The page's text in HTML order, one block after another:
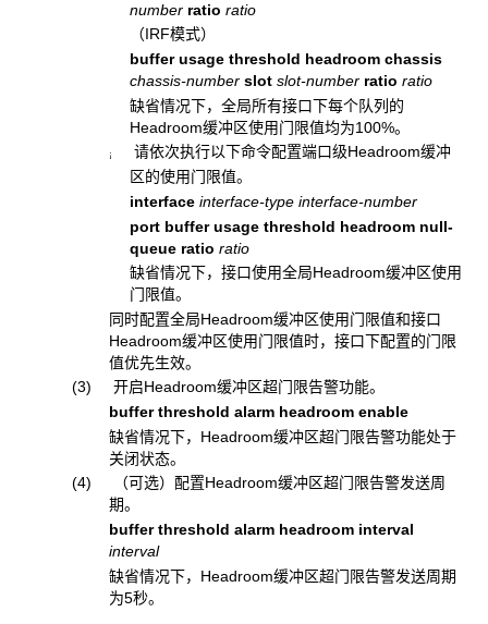
numberratio ratio
（IRF模式）
buffer usage threshold headroom chassis
chassis-numberslot slot-numberratio ratio
缺省情况下，全局所有接口下每个队列的
Headroom缓冲区使用门限值均为100%。
¡
请依次执行以下命令配置端口级Headroom缓冲
区的使用门限值。
interface interface-type interface-number
port buffer usage threshold headroom null-
queue ratio ratio
缺省情况下，接口使用全局Headroom缓冲区使用
门限值。
同时配置全局Headroom缓冲区使用门限值和接口
Headroom缓冲区使用门限值时，接口下配置的门限
值优先生效。
(3) 开启Headroom缓冲区超门限告警功能。
buffer threshold alarm headroom enable
缺省情况下，Headroom缓冲区超门限告警功能处于
关闭状态。
(4) （可选）配置Headroom缓冲区超门限告警发送周
期。
buffer threshold alarm headroom interval
interval
缺省情况下，Headroom缓冲区超门限告警发送周期
为5秒。